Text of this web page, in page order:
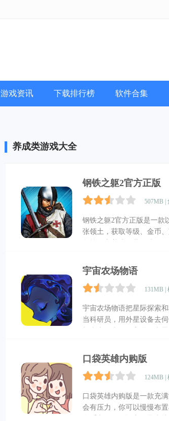
游戏资讯 下载排行榜 软件合集
养成类游戏大全
1 钢铁之躯2官方正版
507MB |
钢铁之躯2官方正版是一款
张领土，获取等级、金币
2 宇宙农场物语
131MB |
宇宙农场物语把星际探索
当科研员，用外星设备去
3 口袋英雄内购版
124MB |
口袋英雄内购版是一款充
会有压力，你可以慢慢布